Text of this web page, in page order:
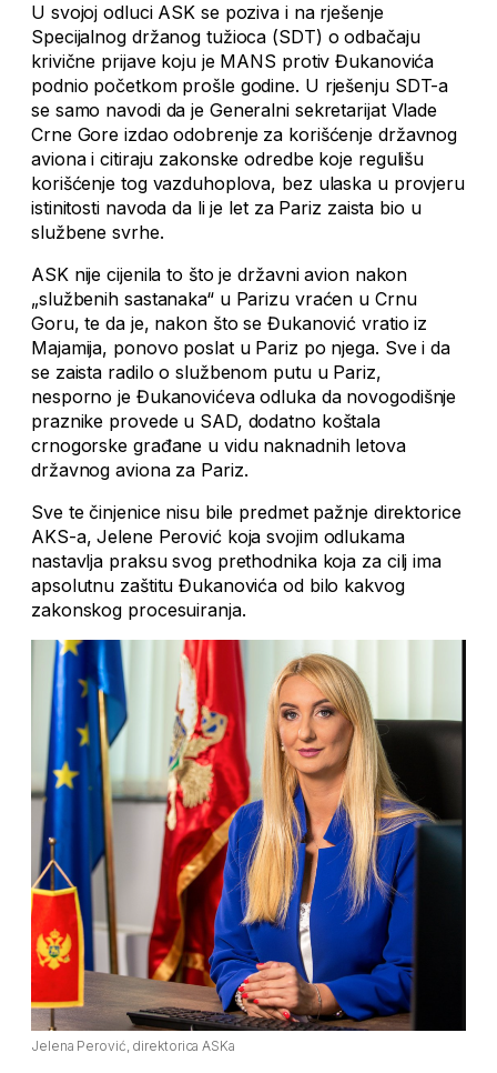
U svojoj odluci ASK se poziva i na rješenje
Specijalnog držanog tužioca (SDT) o odbačaju
krivične prijave koju je MANS protiv Đukanovića
podnio početkom prošle godine. U rješenju SDT-a
se samo navodi da je Generalni sekretarijat Vlade
Crne Gore izdao odobrenje za korišćenje državnog
aviona i citiraju zakonske odredbe koje regulišu
korišćenje tog vazduhoplova, bez ulaska u provjeru
istinitosti navoda da li je let za Pariz zaista bio u
službene svrhe.
ASK nije cijenila to što je državni avion nakon
„službenih sastanaka“ u Parizu vraćen u Crnu
Goru, te da je, nakon što se Đukanović vratio iz
Majamija, ponovo poslat u Pariz po njega. Sve i da
se zaista radilo o službenom putu u Pariz,
nesporno je Đukanovićeva odluka da novogodišnje
praznike provede u SAD, dodatno koštala
crnogorske građane u vidu naknadnih letova
državnog aviona za Pariz.
Sve te činjenice nisu bile predmet pažnje direktorice
AKS-a, Jelene Perović koja svojim odlukama
nastavlja praksu svog prethodnika koja za cilj ima
apsolutnu zaštitu Đukanovića od bilo kakvog
zakonskog procesuiranja.
Jelena Perović, direktorica ASKa